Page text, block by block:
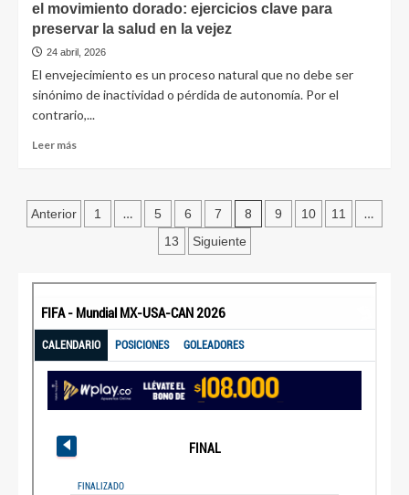
el movimiento dorado: ejercicios clave para
preservar la salud en la vejez
24 abril, 2026
El envejecimiento es un proceso natural que no debe ser
sinónimo de inactividad o pérdida de autonomía. Por el
contrario,...
Leer más
Anterior 1 … 5 6 7 8 9 10 11 …
13 Siguiente